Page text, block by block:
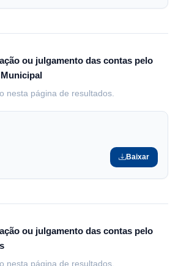
ou julgamento das contas pelo
nesta página de resultados.
Baixar
ou julgamento das contas pelo
nesta página de resultados.